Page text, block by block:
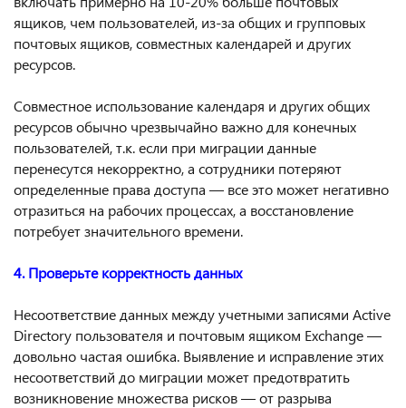
ящиков, чем пользователей, из-за общих и групповых
почтовых ящиков, совместных календарей и других
ресурсов.
Совместное использование календаря и других общих
ресурсов обычно чрезвычайно важно для конечных
пользователей, т.к. если при миграции данные
перенесутся некорректно, а сотрудники потеряют
определенные права доступа — все это может негативно
отразиться на рабочих процессах, а восстановление
потребует значительного времени.
4. Проверьте корректность данных
Несоответствие данных между учетными записями Active
Directory пользователя и почтовым ящиком Exchange —
довольно частая ошибка. Выявление и исправление этих
несоответствий до миграции может предотвратить
возникновение множества рисков — от разрыва